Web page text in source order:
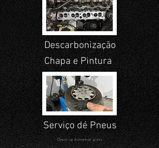
Descarbonização
Chapa e Pintura
Serviço dé Pneus
Check-up Automóvel grátis